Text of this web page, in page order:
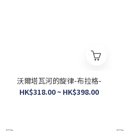
沃爾塔瓦河的旋律-布拉格-
HK$318.00 ~ HK$398.00